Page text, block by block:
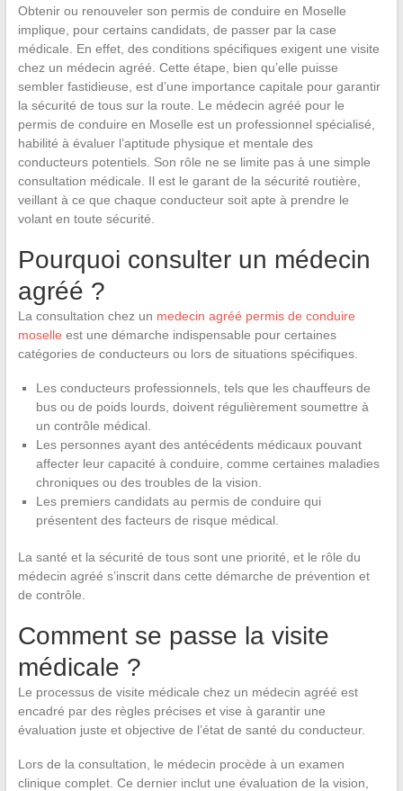
Obtenir ou renouveler son permis de conduire en Moselle
implique, pour certains candidats, de passer par la case
médicale. En effet, des conditions spécifiques exigent une visite
chez un médecin agréé. Cette étape, bien qu’elle puisse
sembler fastidieuse, est d’une importance capitale pour garantir
la sécurité de tous sur la route. Le médecin agréé pour le
permis de conduire en Moselle est un professionnel spécialisé,
habilité à évaluer l’aptitude physique et mentale des
conducteurs potentiels. Son rôle ne se limite pas à une simple
consultation médicale. Il est le garant de la sécurité routière,
veillant à ce que chaque conducteur soit apte à prendre le
volant en toute sécurité.
Pourquoi consulter un médecin
agréé ?
La consultation chez un medecin agréé permis de conduire
moselle est une démarche indispensable pour certaines
catégories de conducteurs ou lors de situations spécifiques.
Les conducteurs professionnels, tels que les chauffeurs de
bus ou de poids lourds, doivent régulièrement soumettre à
un contrôle médical.
Les personnes ayant des antécédents médicaux pouvant
affecter leur capacité à conduire, comme certaines maladies
chroniques ou des troubles de la vision.
Les premiers candidats au permis de conduire qui
présentent des facteurs de risque médical.
La santé et la sécurité de tous sont une priorité, et le rôle du
médecin agréé s’inscrit dans cette démarche de prévention et
de contrôle.
Comment se passe la visite
médicale ?
Le processus de visite médicale chez un médecin agréé est
encadré par des règles précises et vise à garantir une
évaluation juste et objective de l’état de santé du conducteur.
Lors de la consultation, le médecin procède à un examen
clinique complet. Ce dernier inclut une évaluation de la vision,